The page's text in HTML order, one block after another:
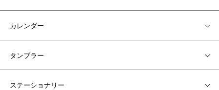
カレンダー
タンブラー
ステーショナリー